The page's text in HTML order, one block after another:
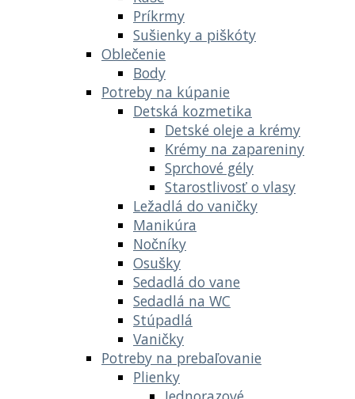
Príkrmy
Sušienky a piškóty
Oblečenie
Body
Potreby na kúpanie
Detská kozmetika
Detské oleje a krémy
Krémy na zapareniny
Sprchové gély
Starostlivosť o vlasy
Ležadlá do vaničky
Manikúra
Nočníky
Osušky
Sedadlá do vane
Sedadlá na WC
Stúpadlá
Vaničky
Potreby na prebaľovanie
Plienky